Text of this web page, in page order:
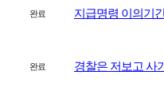
완료 지급명령 이의기
완료 경찰은 저보고 사